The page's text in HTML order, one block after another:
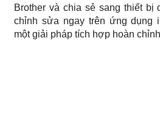
Brother và chia sẻ sang thiết
chỉnh sửa ngay trên ứng dụng
một giải pháp tích hợp hoàn